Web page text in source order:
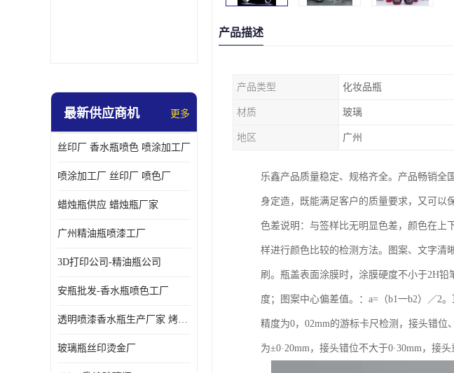
最新供应商机 更多
丝印厂 香水瓶喷色 喷涂加工厂
喷涂加工厂 丝印厂 喷色厂
蜡烛瓶供应 蜡烛瓶厂家
广州精油瓶喷漆工厂
3D打印公司-精油瓶公司
安瓶批发-香水瓶喷色工厂
透明喷漆香水瓶生产厂家 烤漆抛光香水瓶厂家
玻璃瓶丝印烫金厂
产品描述
产品类型 化妆品瓶
材质 玻璃
地区 广州
乐鑫产品质量稳定、规格齐全。产品畅销全
身定造，既能满足客户的质量要求，又可以
色差说明：与签样比无明显色差，颜色在上
样进行颜色比较的检测方法。图案、文字清
刷。瓶盖表面涂膜时，涂膜硬度不小于2H
度；图案中心偏差值。：a=（b1一b2）／2
精度为0，02mm的游标卡尺检测，接头错
为±0·20mm，接头错位不大于0·30mm，接